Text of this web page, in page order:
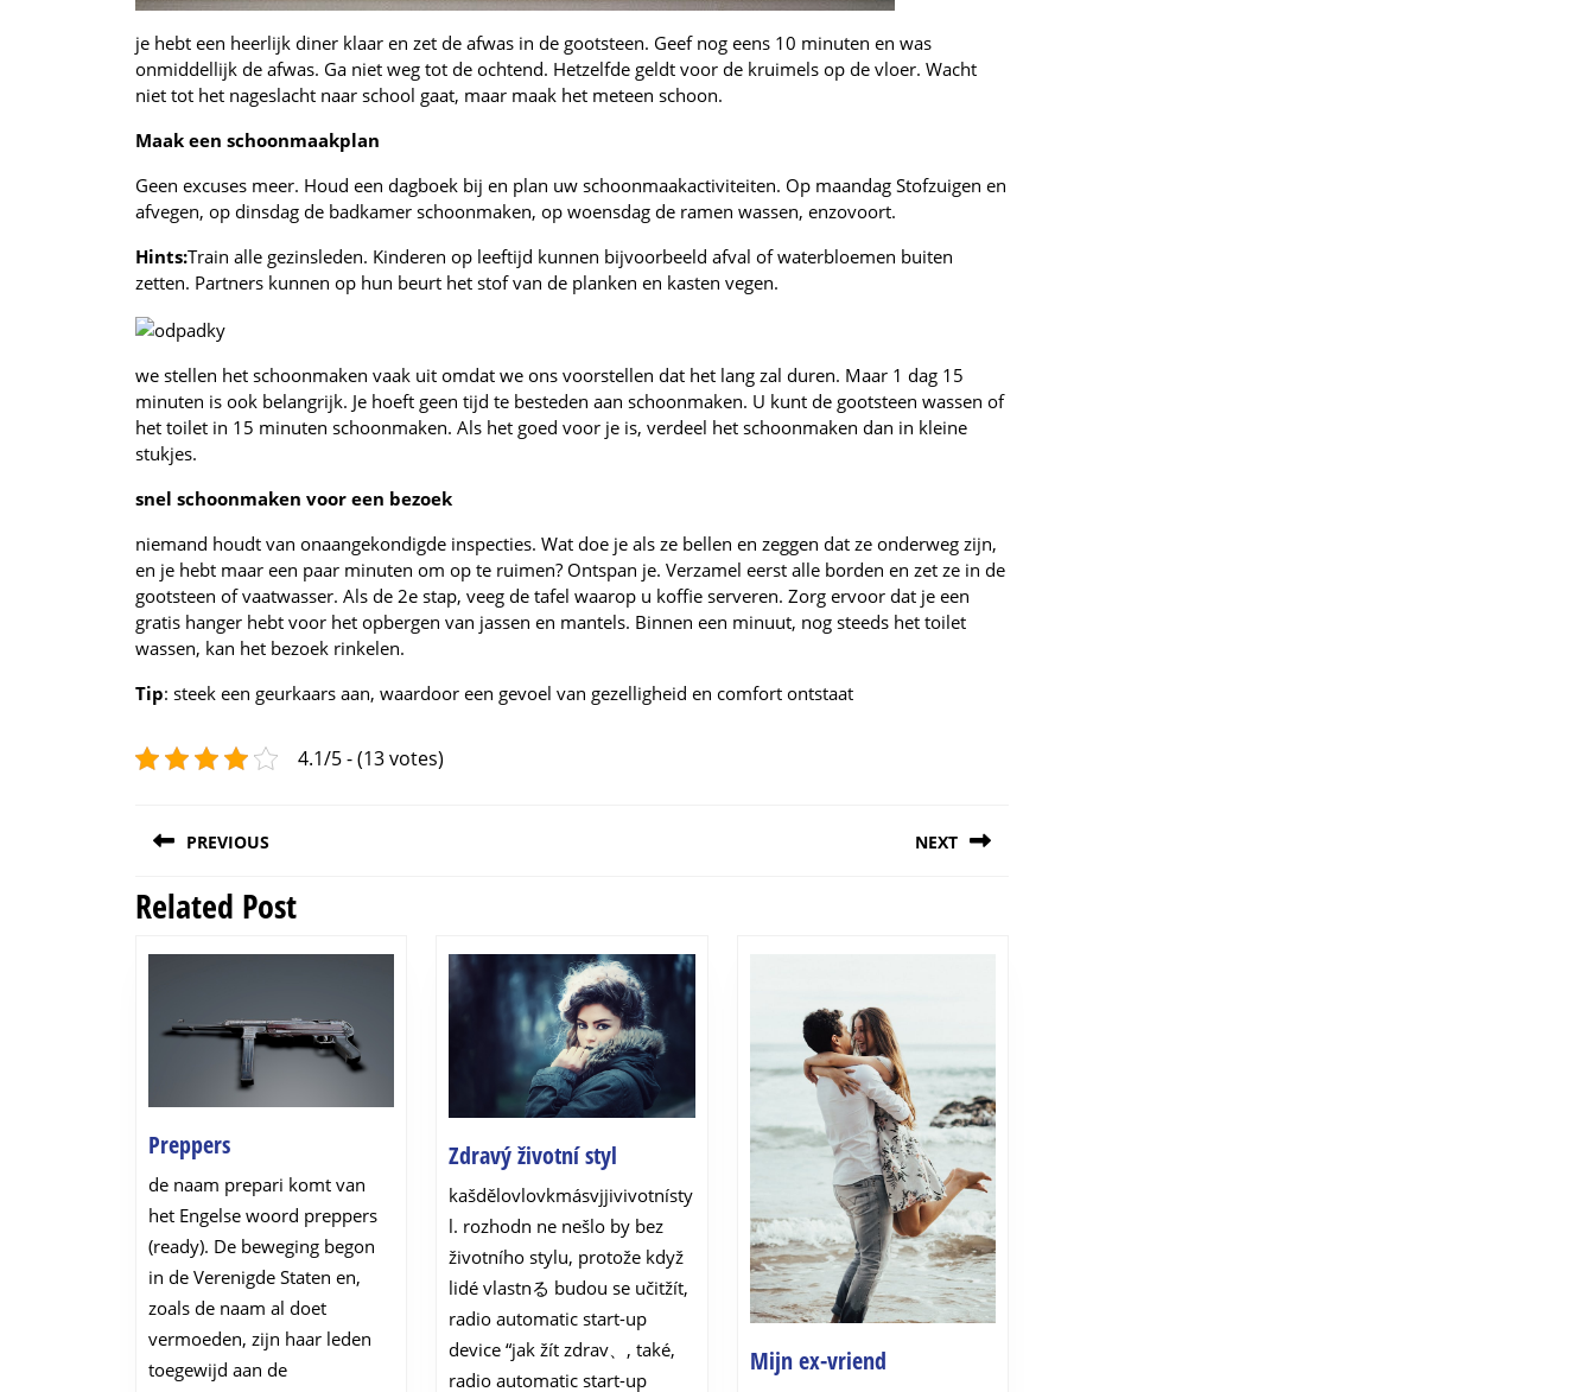
je hebt een heerlijk diner klaar en zet de afwas in de gootsteen. Geef nog eens 10 minuten en was
onmiddellijk de afwas. Ga niet weg tot de ochtend. Hetzelfde geldt voor de kruimels op de vloer. Wacht
niet tot het nageslacht naar school gaat, maar maak het meteen schoon.
Maak een schoonmaakplan
Geen excuses meer. Houd een dagboek bij en plan uw schoonmaakactiviteiten. Op maandag Stofzuigen en
afvegen, op dinsdag de badkamer schoonmaken, op woensdag de ramen wassen, enzovoort.
Hints:Train alle gezinsleden. Kinderen op leeftijd kunnen bijvoorbeeld afval of waterbloemen buiten
zetten. Partners kunnen op hun beurt het stof van de planken en kasten vegen.
we stellen het schoonmaken vaak uit omdat we ons voorstellen dat het lang zal duren. Maar 1 dag 15
minuten is ook belangrijk. Je hoeft geen tijd te besteden aan schoonmaken. U kunt de gootsteen wassen of
het toilet in 15 minuten schoonmaken. Als het goed voor je is, verdeel het schoonmaken dan in kleine
stukjes.
snel schoonmaken voor een bezoek
niemand houdt van onaangekondigde inspecties. Wat doe je als ze bellen en zeggen dat ze onderweg zijn,
en je hebt maar een paar minuten om op te ruimen? Ontspan je. Verzamel eerst alle borden en zet ze in de
gootsteen of vaatwasser. Als de 2e stap, veeg de tafel waarop u koffie serveren. Zorg ervoor dat je een
gratis hanger hebt voor het opbergen van jassen en mantels. Binnen een minuut, nog steeds het toilet
wassen, kan het bezoek rinkelen.
Tip: steek een geurkaars aan, waardoor een gevoel van gezelligheid en comfort ontstaat
4.1/5 - (13 votes)
navigation
PREVIOUS
Previous
NEXT
Related Post
PreppersPreppers
de naam prepari komt van
het Engelse woord preppers
(ready). De beweging begon
in de Verenigde Staten en,
zoals de naam al doet
vermoeden, zijn haar leden
toegewijd aan de
Zdravý životní styl
životní
styl
kašdělovlovkmásvjjivivotnísty
l. rozhodn ne nešlo by bez
životního stylu, protože když
lidé vlastnる budou se učitžít,
radio automatic start-up
device “jak žít zdrav、, také,
radio automatic start-up
Mijn ex-vriendMijn